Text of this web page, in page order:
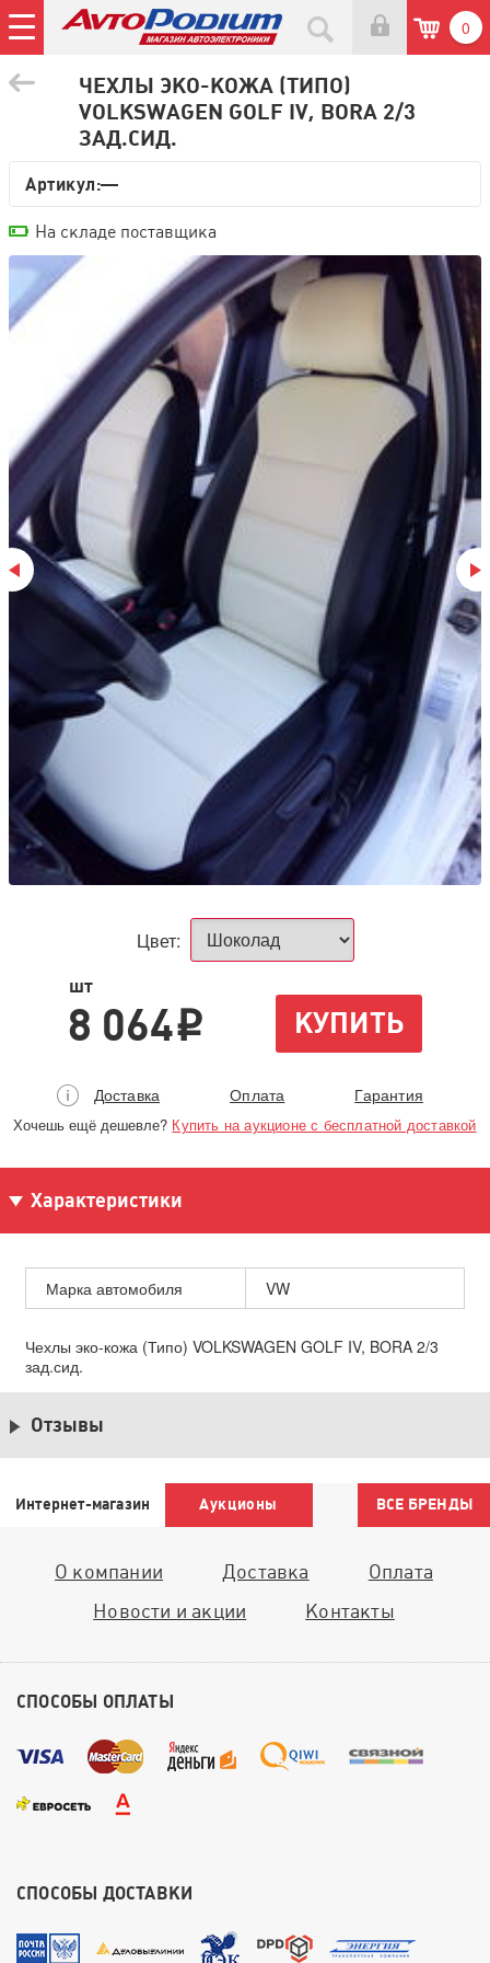
0
ЧЕХЛЫ ЭКО-КОЖА (ТИПО)
VOLKSWAGEN GOLF IV, BORA 2/3
ЗАД.СИД.
Артикул:—
Цвет:
шт
8 064i КУПИТЬ
Доставка Оплата Гарантия
Хочешь ещё дешевле? Купить на аукционе с бесплатной доставкой
На складе поставщика
Характеристики
Марка автомобиля VW
Чехлы эко-кожа (Типо) VOLKSWAGEN GOLF IV, BORA 2/3
зад.сид.
Отзывы
Интернет-магазин Аукционы ВСЕ БРЕНДЫ
О компании Доставка
Оплата
Новости и акции
Контакты
СПОСОБЫ ОПЛАТЫ
СПОСОБЫ ДОСТАВКИ